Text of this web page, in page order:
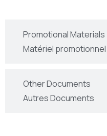
Promotional Materials
Matériel promotionnel
Other Documents
Autres Documents